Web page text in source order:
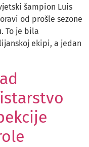
šampion Luis
od prošle sezone
To je bila
ekipi, a jedan